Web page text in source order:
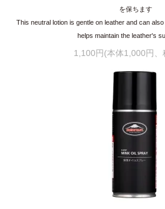
を保ちます
This neutral lotion is gentle on leather and can
helps maintain the leather's
1,100円(本体1,000円、